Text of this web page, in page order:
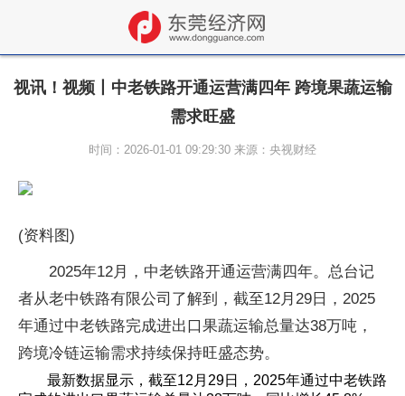
视讯！视频丨中老铁路开通运营满四年 跨境果蔬运输
需求旺盛
时间：2026-01-01 09:29:30 来源：央视财经
(资料图)
2025年12月，中老铁路开通运营满四年。总台记
者从老中铁路有限公司了解到，截至12月29日，2025
年通过中老铁路完成进出口果蔬运输总量达38万吨，
跨境冷链运输需求持续保持旺盛态势。
最新数据显示，截至12月29日，2025年通过中老铁路